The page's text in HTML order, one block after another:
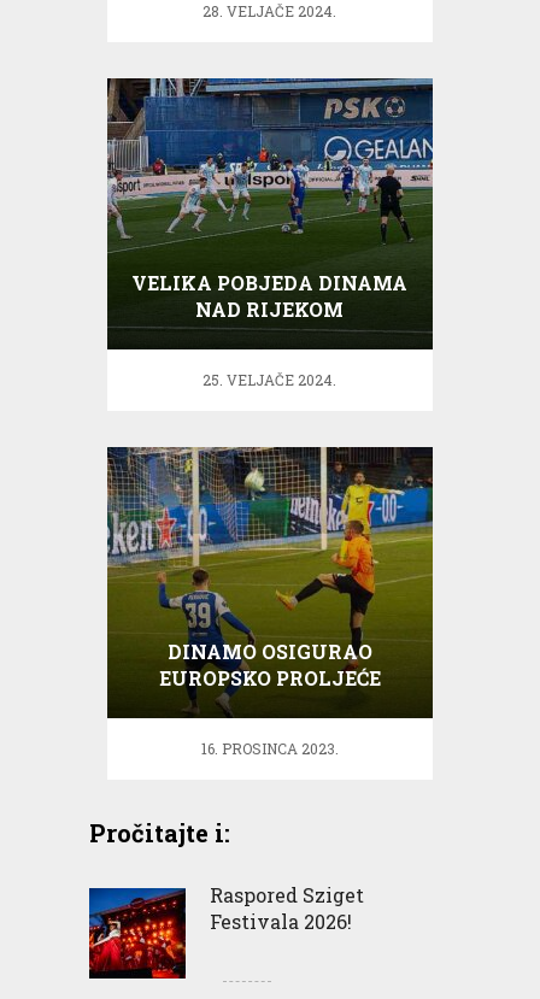
28. VELJAČE 2024.
VELIKA POBJEDA DINAMA
NAD RIJEKOM
25. VELJAČE 2024.
DINAMO OSIGURAO
EUROPSKO PROLJEĆE
16. PROSINCA 2023.
Pročitajte i:
Raspored Sziget
Festivala 2026!